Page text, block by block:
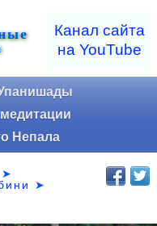
Канал сайта
на YouTube
Непала
➤
➤